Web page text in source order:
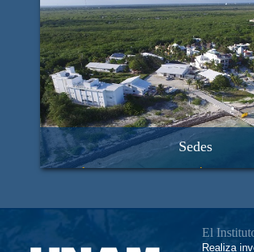
Sedes
Ecología y Biodiversidad Acuática, en
Unidad Académica Mazatlán, en
Unidad Académica Sistemas Arrecifales,
Quintana Roo
El
Realiza